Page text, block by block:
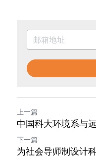
上一篇
中国科大环境系与
下一篇
为社会导师制设计